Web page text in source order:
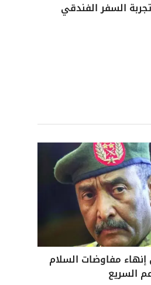
السفر الفندقي
إنهاء مفاوضات السلام
السريع